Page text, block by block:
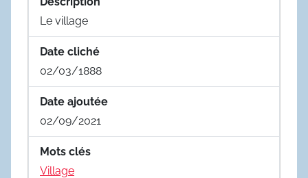
Le village
Date cliché
02/03/1888
Date ajoutée
02/09/2021
Mots clés
Village